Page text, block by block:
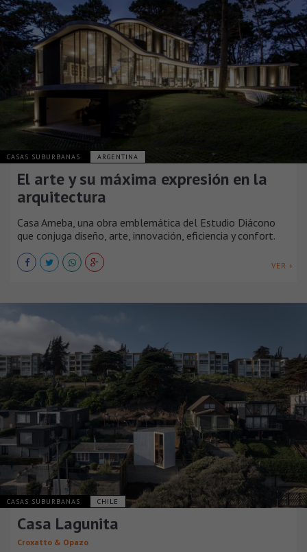
CASAS SUBURBANAS ARGENTINA
El arte y su máxima expresión en la
arquitectura
Casa Ameba, una obra emblemática del Estudio Diácono
que conjuga diseño, arte, innovación, eficiencia y confort.
VER +
CASAS SUBURBANAS CHILE
Casa Lagunita
Croxatto & Opazo